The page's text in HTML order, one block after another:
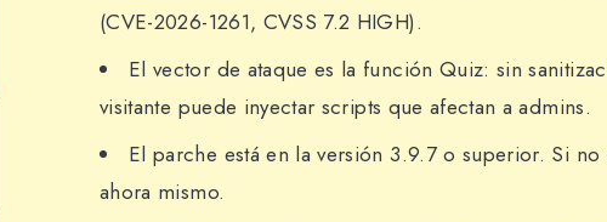
(CVE-2026-1261, CVSS 7.2 HIGH).
El vector de ataque es la función Quiz: sin
visitante puede inyectar scripts que afectan a admins.
El parche está en la versión 3.9.7 o superior. Si no
ahora mismo.